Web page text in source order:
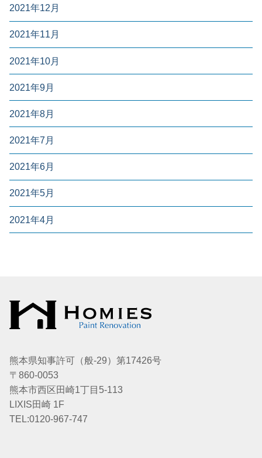
2021年12月
2021年11月
2021年10月
2021年9月
2021年8月
2021年7月
2021年6月
2021年5月
2021年4月
熊本県知事許可（般-29）第17426号
〒860-0053
熊本市西区田崎1丁目5-113
LIXIS田崎 1F
TEL:0120-967-747